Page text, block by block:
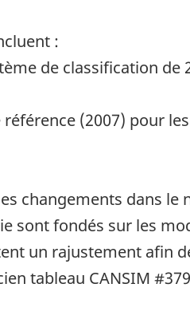
:
de classification
référence (2007) pour
changements dans
sont fondés sur les
un rajustement afin
tableau CANSIM